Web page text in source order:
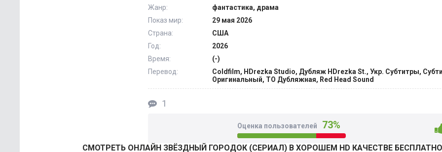
Жанр:
фантастика, драма
Показ мир:
29 мая 2026
Страна:
США
Год:
2026
Время:
(-)
Перевод:
Coldfilm, HDrezka Studio, Дубляж HDrezka St., Укр. Субтитры,
Оригинальный, ТО Дубляжная, Red Head Sound
1
Оценка пользователей 73%
СМОТРEТЬ ОНЛАЙН ЗВЁЗДНЫЙ ГОРОДОК (СЕРИАЛ) В ХОРОШЕМ HD КАЧЕСТВЕ БЕСПЛАТНО